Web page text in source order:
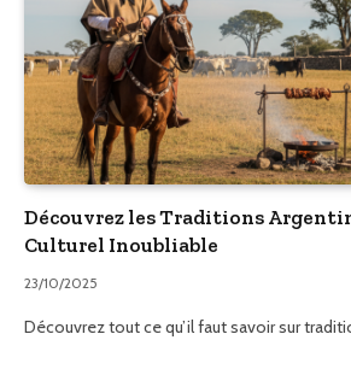
Découvrez les Traditions
Culturel Inoubliable
23/10/2025
Découvrez tout ce qu’il faut savoir sur